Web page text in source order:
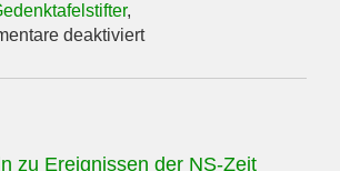
,
deaktiviertfür
Leitz